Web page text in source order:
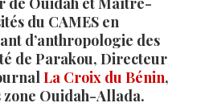
du CAMES en
d’anthropologie des
de Parakou, Directeur
La Croix du Bénin,
Ouidah-Allada.